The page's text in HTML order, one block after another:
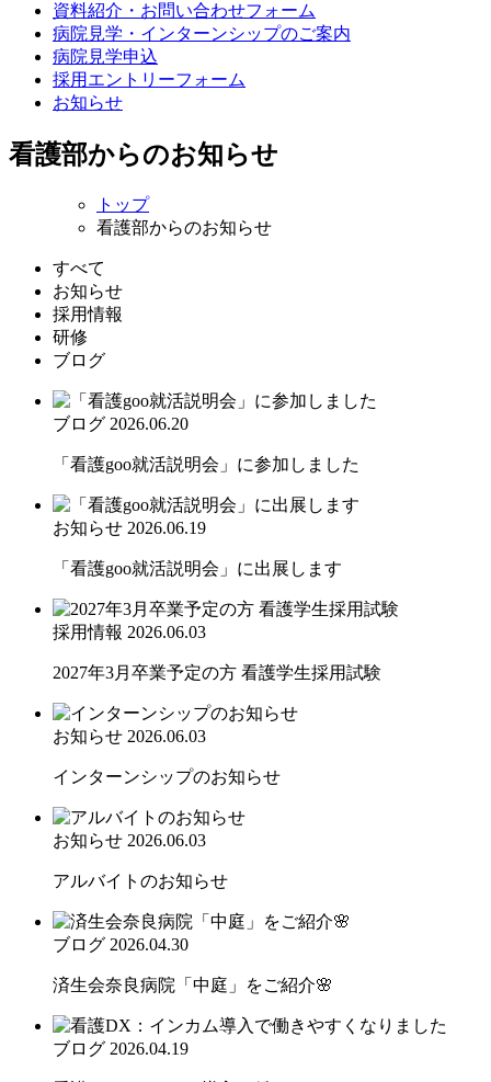
資料紹介・お問い合わせフォーム
病院見学・インターンシップのご案内
病院見学申込
採用エントリーフォーム
お知らせ
看護部からのお知らせ
トップ
看護部からのお知らせ
すべて
お知らせ
採用情報
研修
ブログ
ブログ 2026.06.20
「看護goo就活説明会」に参加しました
お知らせ 2026.06.19
「看護goo就活説明会」に出展します
採用情報 2026.06.03
2027年3月卒業予定の方 看護学生採用試験
お知らせ 2026.06.03
インターンシップのお知らせ
お知らせ 2026.06.03
アルバイトのお知らせ
ブログ 2026.04.30
済生会奈良病院「中庭」をご紹介🌸
ブログ 2026.04.19